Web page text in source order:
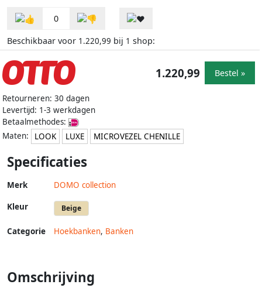
0
Beschikbaar voor 1.220,99 bij 1 shop:
Retourneren: 30 dagen
Levertijd: 1-3 werkdagen
Betaalmethodes:
Maten:
LOOK LUXE MICROVEZEL CHENILLE
1.220,99 Bestel »
Specificaties
Merk DOMO collection
Kleur Beige
Categorie Hoekbanken, Banken
Omschrijving